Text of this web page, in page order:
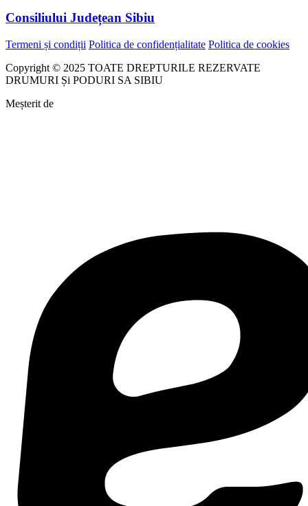
Consiliului Județean Sibiu
Termeni și condiții Politica de confidențialitate Politica de cookies
Copyright © 2025 TOATE DREPTURILE REZERVATE
DRUMURI Și PODURI SA SIBIU
Meșterit de